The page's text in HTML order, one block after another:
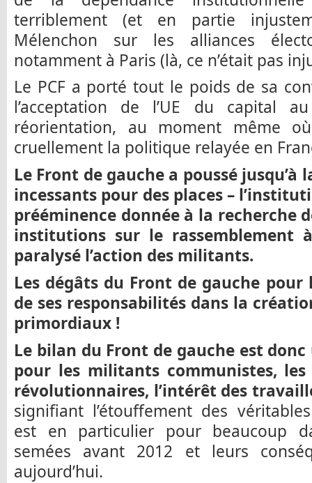
terriblement (et en partie
Mélenchon sur les alliances
notamment à Paris (là, ce n’était pas
Le PCF a porté tout le poids de sa
l’acceptation de l’UE du capital
réorientation, au moment même
cruellement la politique relayée en
Le Front de gauche a poussé jusqu’à
incessants pour des places –
prééminence donnée à la recherche
institutions sur le
paralysé l’action des militants.
Les dégâts du Front de gauche
de ses responsabilités dans la
primordiaux !
Le bilan du Front de gauche est
pour les militants communistes,
révolutionnaires, l’intérêt des
signifiant l’étouffement des
est en particulier pour beaucoup
semées avant 2012 et leurs
aujourd’hui.